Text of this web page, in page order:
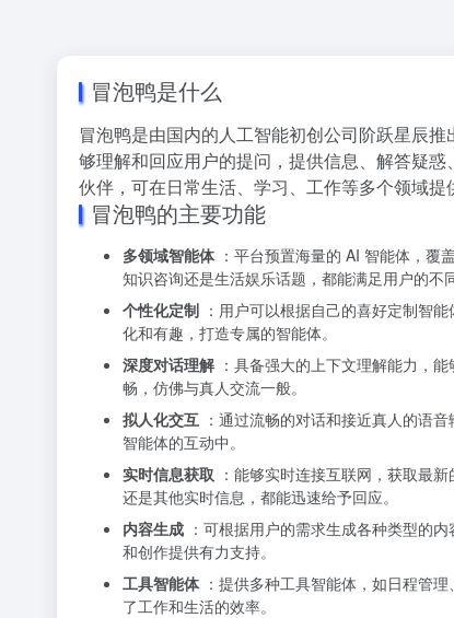
冒泡鸭是什么
冒泡鸭是由国内的人工智能初创公司阶跃星辰
够理解和回应用户的提问，提供信息、解答疑
伙伴，可在日常生活、学习、工作等多个领域
冒泡鸭的主要功能
多领域智能体：平台预置海量的 AI 智能体，覆
知识咨询还是生活娱乐话题，都能满足用户的不
个性化定制 ：用户可以根据自己的喜好定制智
化和有趣，打造专属的智能体。
深度对话理解：具备强大的上下文理解能力，
畅，仿佛与真人交流一般。
拟人化交互 ：通过流畅的对话和接近真人的语
智能体的互动中。
实时信息获取 ：能够实时连接互联网，获取最
还是其他实时信息，都能迅速给予回应。
内容生成 ：可根据用户的需求生成各种类型的
和创作提供有力支持。
工具智能体：提供多种工具智能体，如日程管
了工作和生活的效率。